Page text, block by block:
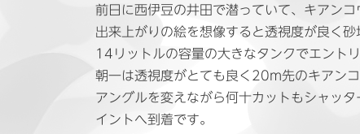
前日に西伊豆の井田で潜っていて、キアン
出来上がりの絵を想像すると透視度が良く
14リットルの容量の大きなタンクでエント
朝一は透視度がとても良く20m先のキアン
アングルを変えながら何十カットもシャッ
イントへ到着です。